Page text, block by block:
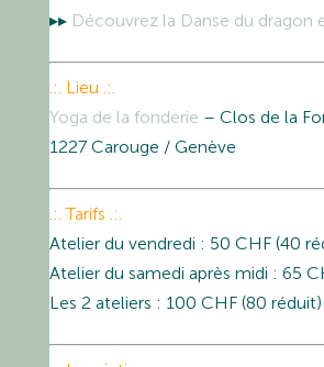
▸▸ Découvrez la Danse du dragon
.:. Lieu .:.
Yoga de la fonderie – Clos de la
1227 Carouge / Genève
.:. Tarifs .:.
Atelier du vendredi : 50 CHF (40
Atelier du samedi après midi : 65
Les 2 ateliers : 100 CHF (80 réduit)